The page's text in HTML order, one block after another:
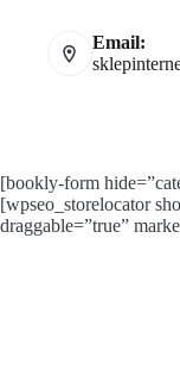
Email:
[bookly-form
[wpseo_storelocator
draggable=”true”